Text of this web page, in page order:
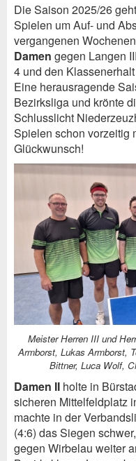
Die Saison 2025/26
Spielen um Auf- und
vergangenen
Damen gegen Langen
4 und den
Eine herausragende
Bezirksliga und krönte
Schlusslicht
Spielen schon vorzeitig
Glückwunsch!
Meister Herren III und
Armborst, Lukas Armborst,
Bittner, Luca Wolf,
Damen II holte in
sicheren Mittelfeldplatz
machte in der
(4:6) das Siegen schwer,
gegen Wirbelau weiter